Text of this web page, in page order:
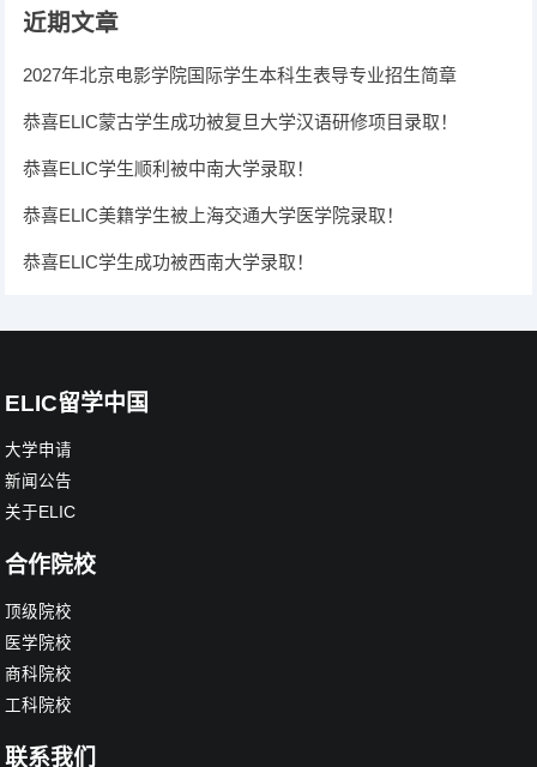
近期文章
2027年北京电影学院国际学生本科生表导专业招生简章
恭喜ELIC蒙古学生成功被复旦大学汉语研修项目录取！
恭喜ELIC学生顺利被中南大学录取！
恭喜ELIC美籍学生被上海交通大学医学院录取！
恭喜ELIC学生成功被西南大学录取！
ELIC留学中国
大学申请
新闻公告
关于ELIC
合作院校
顶级院校
医学院校
商科院校
工科院校
联系我们